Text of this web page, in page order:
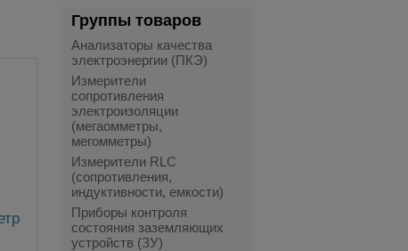
Группы товаров
Анализаторы качества
электроэнергии (ПКЭ)
Измерители
сопротивления
электроизоляции
(мегаомметры,
мегомметры)
Измерители RLC
(сопротивления,
индуктивности, емкости)
Приборы контроля
состояния заземляющих
устройств (ЗУ)